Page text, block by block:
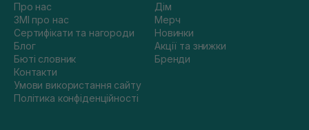
Про нас
ЗМІ про нас
Сертифікати та нагороди
Блог
Бюті словник
Контакти
Умови використання сайту
Політика конфіденційності
Дім
Мерч
Новинки
Акції та знижки
Бренди